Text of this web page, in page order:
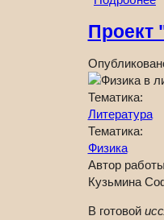
Проект
Тематика:
Литература
Тематика:
Физика
Автор
Кузьмина
В готовой